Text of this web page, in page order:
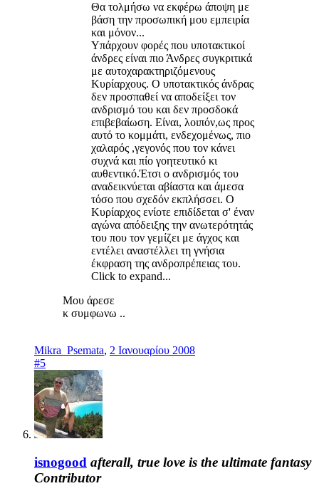
Θα τολμήσω να εκφέρω άποψη με
βάση την προσωπική μου εμπειρία
και μόνον...
Υπάρχουν φορές που υποτακτικοί
άνδρες είναι πιο Άνδρες συγκριτικά
με αυτοχαρακτηριζόμενους
Κυρίαρχους. Ο υποτακτικός άνδρας
δεν προσπαθεί να αποδείξει τον
ανδρισμό του και δεν προσδοκά
επιβεβαίωση. Είναι, λοιπόν,ως προς
αυτό το κομμάτι, ενδεχομένως, πιο
χαλαρός ,γεγονός που τον κάνει
συχνά και πίο γοητευτικό κι
αυθεντικό.Έτσι ο ανδρισμός του
αναδεικνύεται αβίαστα και άμεσα
τόσο που σχεδόν εκπλήσσει. Ο
Κυρίαρχος ενίοτε επιδίδεται σ' έναν
αγώνα απόδειξης την ανωτερότητάς
του που τον γεμίζει με άγχος και
εντέλει αναστέλλει τη γνήσια
έκφραση της ανδροπρέπειας του.
Click to expand...
Μου άρεσε
κ συμφωνω ..
Mikra_Psemata, 2 Ιανουαρίου 2008
#5
isnogood afterall, true love is the ultimate fantasy
Contributor